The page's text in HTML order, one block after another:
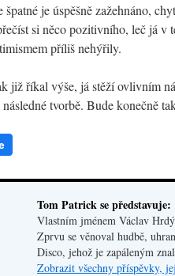
špatné je úspěšně zažehnáno,
si něco pozitivního, leč já v
příliš nehýřily.
již říkal výše, já stěží ovlivním
následné tvorbě. Bude konečně
Tom Patrick se představuje:
Vlastním jménem Václav
Zprvu se věnoval hudbě,
Disco, jehož je zapáleným
Zobrazit všechny příspěvky,